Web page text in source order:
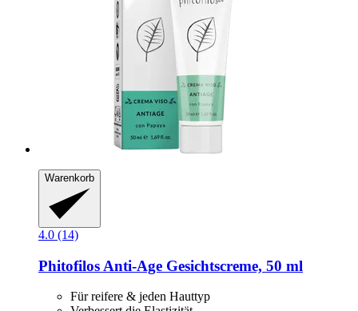
Warenkorb
4.0 (14)
Phitofilos Anti-​Age Gesichtscreme, 50 ml
Für reifere & jeden Hauttyp